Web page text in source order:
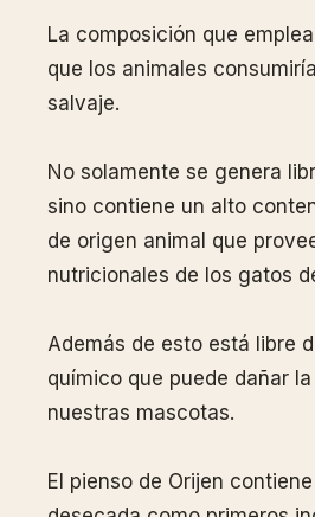
La composición que
que los animales
salvaje.
No solamente se genera
sino contiene un alto
de origen animal que
nutricionales de los gatos
Además de esto está libre
químico que puede dañar
nuestras mascotas.
El pienso de Orijen